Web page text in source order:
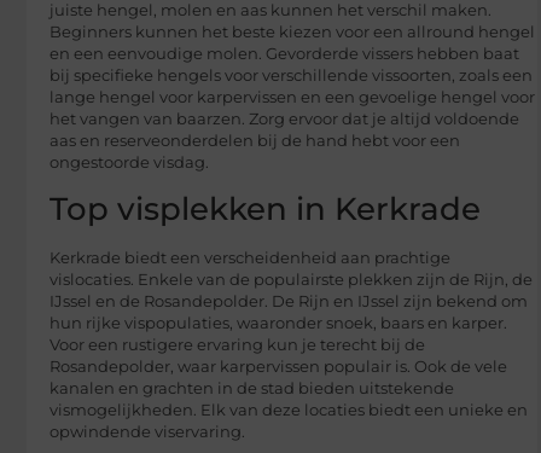
juiste hengel, molen en aas kunnen het verschil maken.
Beginners kunnen het beste kiezen voor een allround hengel
en een eenvoudige molen. Gevorderde vissers hebben baat
bij specifieke hengels voor verschillende vissoorten, zoals een
lange hengel voor karpervissen en een gevoelige hengel voor
het vangen van baarzen. Zorg ervoor dat je altijd voldoende
aas en reserveonderdelen bij de hand hebt voor een
ongestoorde visdag.
Top visplekken in Kerkrade
Kerkrade biedt een verscheidenheid aan prachtige
vislocaties. Enkele van de populairste plekken zijn de Rijn, de
IJssel en de Rosandepolder. De Rijn en IJssel zijn bekend om
hun rijke vispopulaties, waaronder snoek, baars en karper.
Voor een rustigere ervaring kun je terecht bij de
Rosandepolder, waar karpervissen populair is. Ook de vele
kanalen en grachten in de stad bieden uitstekende
vismogelijkheden. Elk van deze locaties biedt een unieke en
opwindende viservaring.